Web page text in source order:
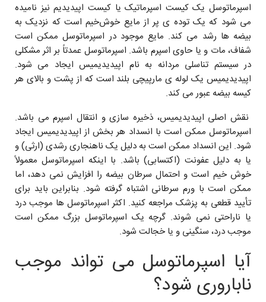
اسپرماتوسل یک کیست اسپرماتیک یا کیست اپیدیدیم نیز نامیده
می شود که یک توده ی پر از مایع خوش‌خیم است که نزدیک به
بیضه ها رشد می کند. مایع موجود در اسپرماتوسل ممکن است
شفاف، مات و یا حاوی اسپرم باشد. اسپرماتوسل عمدتاً بر اثر مشکلی
در سیستم تناسلی مردانه به نام اپیدیدیمیس ایجاد می شود.‌
اپیدیدیمیس یک لوله ی مارپیچی بلند است که از پشت و بالای هر
کیسه بیضه عبور می کند.
نقش اصلی اپیدیدیمیس، ذخیره سازی و انتقال اسپرم می باشد.
اسپرماتوسل ممکن است با انسداد هر‌ بخش از اپیدیدیمیس ایجاد
شود. این انسداد ممکن است به دلیل یک ناهنجاری رشدی (ارثی) و‌
یا به دلیل عفونت (اکتسابی) باشد. با اینکه اسپرماتوسل معمولاً
خوش خیم است و احتمال سرطان بیضه را افزایش نمی دهد، اما
ممکن است با ورم سرطانی اشتباه گرفته شود. بنابراین باید برای
تأیید قطعی به پزشک مراجعه کنید. اکثر اسپرماتوسل ها موجب‌ درد
یا ناراحتی نمی شوند. گرچه یک اسپرماتوسل بزرگ ممکن است
موجب ‌درد، سنگینی و یا خجالت شود.
آیا اسپرماتوسل می تواند موجب
‌ناباروری شود؟